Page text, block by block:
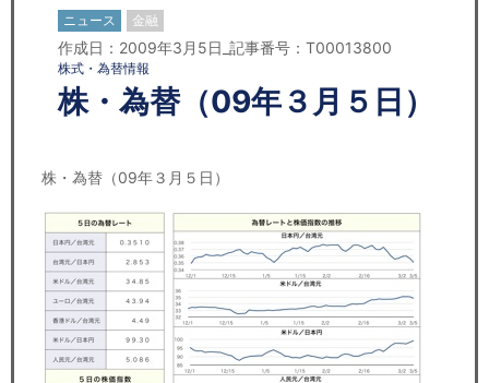
日本人にPR
コンサルティング
経済ニュース
労務顧問
ＩＴ
ニュース 金融
作成日：2009年3月5日_記事番号：T00013800
株式・為替情報
株・為替（09年３月５日）
株・為替（09年３月５日）